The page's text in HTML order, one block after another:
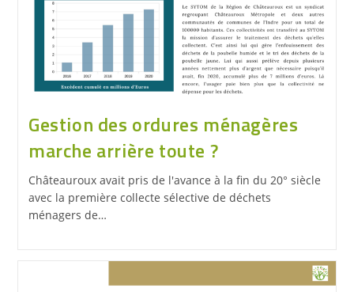
Gestion des ordures ménagères
marche arrière toute ?
Châteauroux avait pris de l'avance à la fin du 20° siècle
avec la première collecte sélective de déchets
ménagers de…